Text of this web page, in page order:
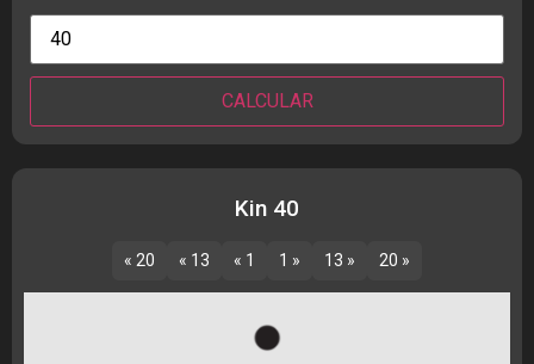
Kin 40
« 20 « 13 « 1 1 » 13 » 20 »